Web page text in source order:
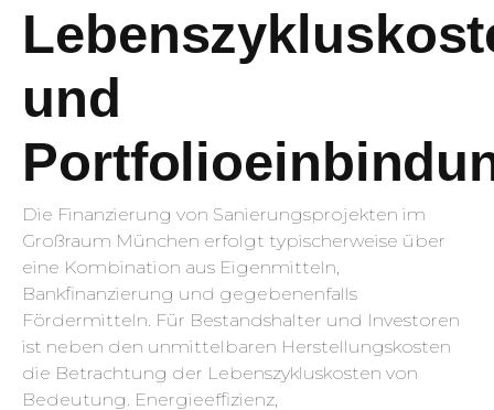
und
Die Finanzierung von Sanierungsprojekten im
Großraum München erfolgt typischerweise über
eine Kombination aus Eigenmitteln,
Bankfinanzierung und gegebenenfalls
Fördermitteln. Für Bestandshalter und Investoren
ist neben den unmittelbaren Herstellungskosten
die Betrachtung der Lebenszykluskosten von
Bedeutung. Energieeffizienz,